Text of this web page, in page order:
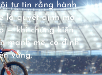
tự tin rằng hành
là quyết định mà
— khi chứng kiến
mạnh mẽ, có định
vững.